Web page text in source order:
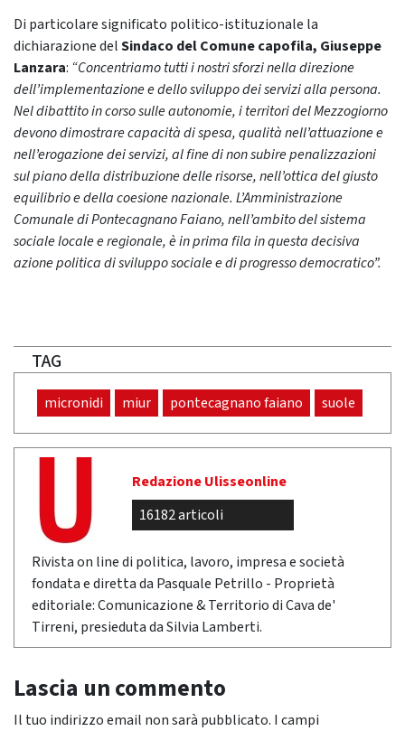
Di particolare significato politico-istituzionale la
dichiarazione delSindaco del Comune capofila, Giuseppe
Lanzara: “Concentriamo tutti i nostri sforzi nella direzione
dell’implementazione e dello sviluppo dei servizi alla persona.
Nel dibattito in corso sulle autonomie, i territori del Mezzogiorno
devono dimostrare capacità di spesa, qualità nell’attuazione e
nell’erogazione dei servizi, al fine di non subire penalizzazioni
sul piano della distribuzione delle risorse, nell’ottica del giusto
equilibrio e della coesione nazionale. L’Amministrazione
Comunale di Pontecagnano Faiano, nell’ambito del sistema
sociale locale e regionale, è in prima fila in questa decisiva
azione politica di sviluppo sociale e di progresso democratico”.
TAG
micronidi miur pontecagnano faiano suole
Redazione Ulisseonline
16182 articoli
Rivista on line di politica, lavoro, impresa e società
fondata e diretta da Pasquale Petrillo - Proprietà
editoriale: Comunicazione & Territorio di Cava de'
Tirreni, presieduta da Silvia Lamberti.
Lascia un commento
Il tuo indirizzo email non sarà pubblicato. I campi